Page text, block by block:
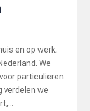
en op werk.
We
particulieren
verdelen we